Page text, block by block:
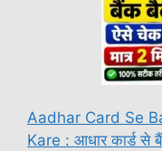
Aadhar Card Se
Kare : आधार कार्ड